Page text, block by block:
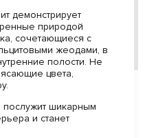
демонстрирует
природой
сочетающиеся с
жеодами, в
полости. Не
цвета,
шикарным
и станет